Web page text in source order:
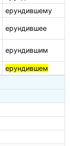
ерундившему
ерундившее
ерундившим
ерундившем